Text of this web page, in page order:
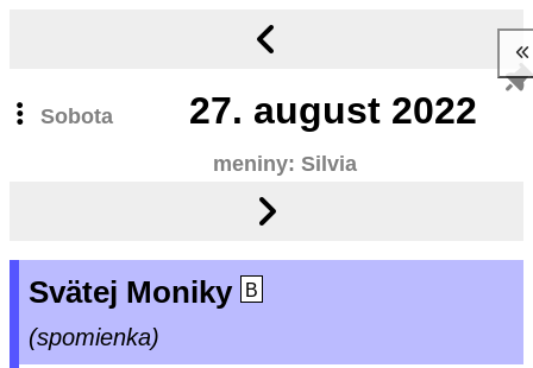
Sobota 27. august 2022
meniny: Silvia
Svätej Moniky B
(spomienka)